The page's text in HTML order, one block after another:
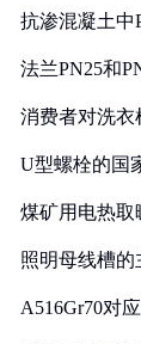
抗渗混凝土中
法兰PN25和
消费者对洗衣
U型螺栓的国
煤矿用电热取
照明母线槽的
A516Gr70对